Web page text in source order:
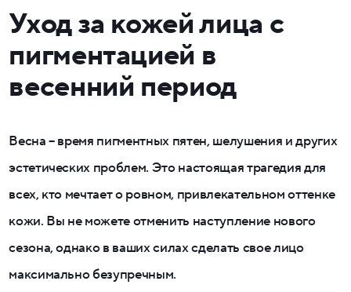
Уход за кожей лица с
пигментацией в
весенний период
Весна – время пигментных пятен, шелушения и других
эстетических проблем. Это настоящая трагедия для
всех, кто мечтает о ровном, привлекательном оттенке
кожи. Вы не можете отменить наступление нового
сезона, однако в ваших силах сделать свое лицо
максимально безупречным.